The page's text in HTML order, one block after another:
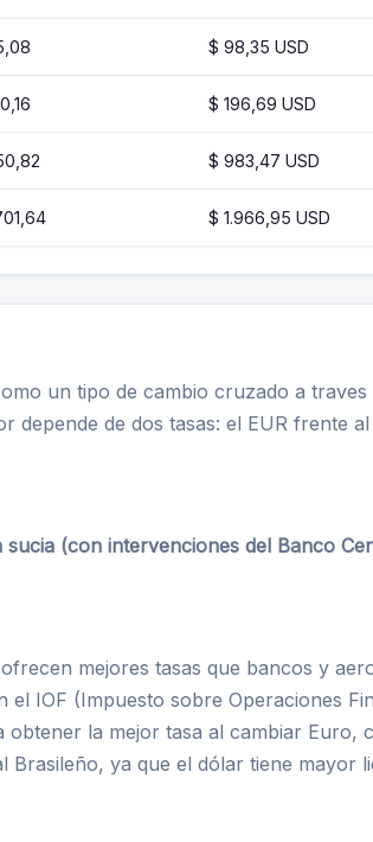
$ 98,35 USD
$ 196,69 USD
$ 983,47 USD
$ 1.966,95 USD
un tipo de cambio cruzado a
depende de dos tasas: el EUR frente
sucia (con intervenciones del Banco
mejores tasas que bancos y
el IOF (Impuesto sobre Operaciones
la mejor tasa al cambiar Euro,
ya que el dólar tiene mayor